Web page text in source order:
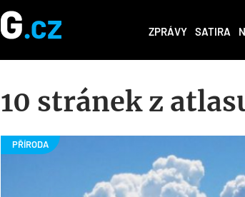
ZPRÁVY SATIRA
10 stránek z